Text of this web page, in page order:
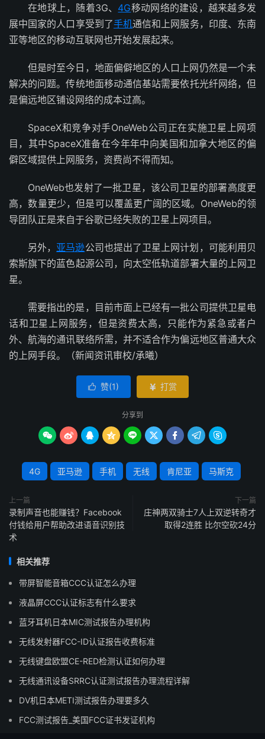
在地球上，随着3G、 4G移动网络的建设，越来越多发
展中国家的人口享受到了手机通信和上网服务，印度、东南
亚等地区的移动互联网也开始发展起来。
但是时至今日，地面偏僻地区的人口上网仍然是一个未
解决的问题。传统地面移动通信基站需要依托光纤网络，但
是偏远地区铺设网络的成本过高。
SpaceX和竞争对手OneWeb公司正在实施卫星上网项
目，其中SpaceX准备在今年年中向美国和加拿大地区的偏
僻区域提供上网服务，资费尚不得而知。
OneWeb也发射了一批卫星，该公司卫星的部署高度更
高，数量更少，但是可以覆盖更广阔的区域。OneWeb的领
导团队正是来自于谷歌已经失败的卫星上网项目。
另外， 亚马逊公司也提出了卫星上网计划，可能利用贝
索斯旗下的蓝色起源公司，向太空低轨道部署大量的上网卫
星。
需要指出的是，目前市面上已经有一批公司提供卫星电
话和卫星上网服务，但是资费太高，只能作为紧急或者户
外、航海的通讯联络所需，并不适合作为偏远地区普通大众
的上网手段。（新闻资讯审校/承曦）
 赞(1)  打赏
分享到
        
4G 亚马逊 手机 无线 肯尼亚 马斯克
上一篇
录制声音也能赚钱？Facebook
付钱给用户帮助改进语音识别技
术
下一篇
庄神两双骑士7人上双逆转奇才
取得2连胜 比尔空砍24分
相关推荐
带屏智能音箱CCC认证怎么办理
液晶屏CCC认证标志有什么要求
蓝牙耳机日本MIC测试报告办理机构
无线发射器FCC-ID认证报告收费标准
无线键盘欧盟CE-RED检测认证如何办理
无线通讯设备SRRC认证测试报告办理流程详解
DV机日本METI测试报告办理要多久
FCC测试报告_美国FCC证书发证机构